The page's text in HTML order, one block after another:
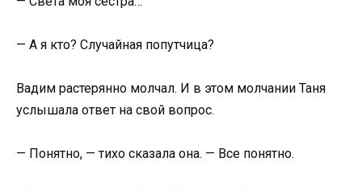
— А я кто? Случайная попутчица?
Вадим растерянно молчал. И в этом молчании Таня
услышала ответ на свой вопрос.
— Понятно, — тихо сказала она. — Все понятно.